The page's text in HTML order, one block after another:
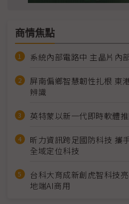
商情焦點
系統內部電路中 主晶片內
屏南偏鄉智慧韌性扎根 東
辨識
英特蒙以新一代即時軟體
昕力資訊跨足國防科技 攜
全域定位科技
台科大育成新創虎智科技
地端AI商用